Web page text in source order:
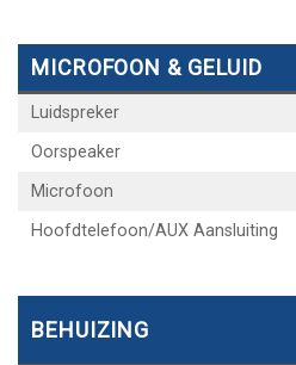
MICROFOON & GELUID
Luidspreker
Oorspeaker
Microfoon
Hoofdtelefoon/AUX Aansluiting
BEHUIZING